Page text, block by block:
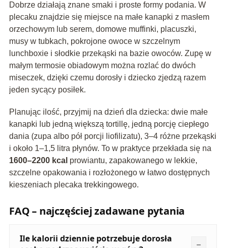
Dobrze działają znane smaki i proste formy podania. W
plecaku znajdzie się miejsce na małe kanapki z masłem
orzechowym lub serem, domowe muffinki, placuszki,
musy w tubkach, pokrojone owoce w szczelnym
lunchboxie i słodkie przekąski na bazie owoców. Zupę w
małym termosie obiadowym można rozlać do dwóch
miseczek, dzięki czemu dorosły i dziecko zjedzą razem
jeden sycący posiłek.
Planując ilość, przyjmij na dzień dla dziecka: dwie małe
kanapki lub jedną większą tortillę, jedną porcję ciepłego
dania (zupa albo pół porcji liofilizatu), 3–4 różne przekąski
i około 1–1,5 litra płynów. To w praktyce przekłada się na
1600–2200 kcal prowiantu, zapakowanego w lekkie,
szczelne opakowania i rozłożonego w łatwo dostępnych
kieszeniach plecaka trekkingowego.
FAQ – najczęściej zadawane pytania
Ile kalorii dziennie potrzebuje dorosła